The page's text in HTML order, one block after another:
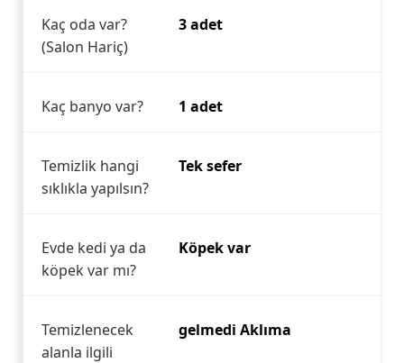
Kaç oda var?
(Salon Hariç)
3 adet
Kaç banyo var? 1 adet
Temizlik hangi
sıklıkla yapılsın?
Tek sefer
Evde kedi ya da
köpek var mı?
Köpek var
Temizlenecek
alanla ilgili
gelmedi Aklıma